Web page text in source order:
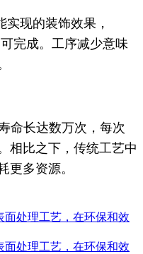
现的装饰效果，
完成。工序减少意味
命长达数万次，每次
相比之下，传统工艺中
更多资源。
面处理工艺，在环保和效
面处理工艺，在环保和效